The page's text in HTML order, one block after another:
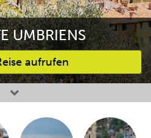
UMBRIENS
aufrufen